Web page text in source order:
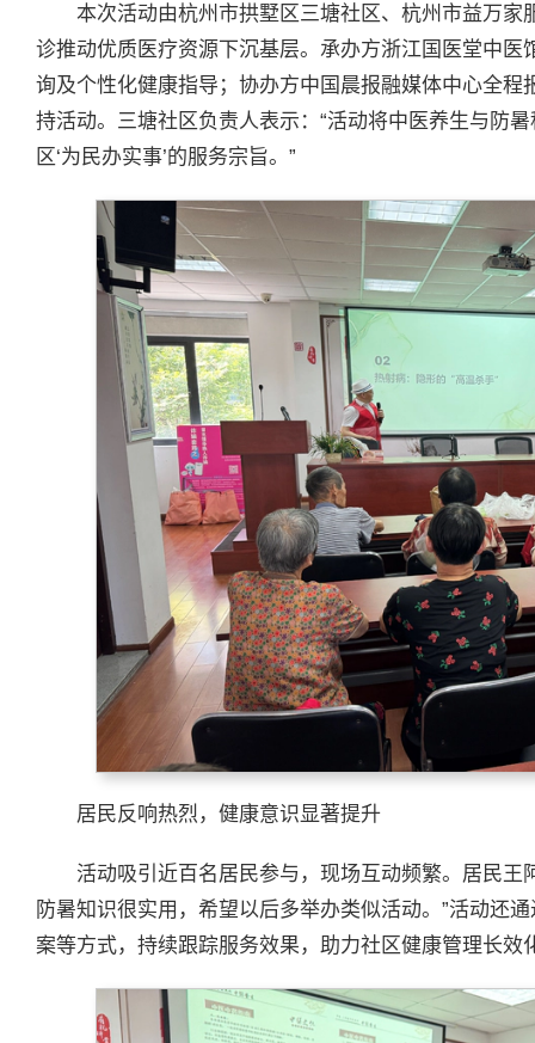
本次活动由杭州市拱墅区三塘社区、杭州市益万
诊推动优质医疗资源下沉基层。承办方浙江国医堂中
询及个性化健康指导；协办方中国晨报融媒体中心全
持活动。三塘社区负责人表示：“活动将中医养生与防
区‘为民办实事’的服务宗旨。”
居民反响热烈，健康意识显著提升
活动吸引近百名居民参与，现场互动频繁。居民王
防暑知识很实用，希望以后多举办类似活动。”活动还
案等方式，持续跟踪服务效果，助力社区健康管理长效